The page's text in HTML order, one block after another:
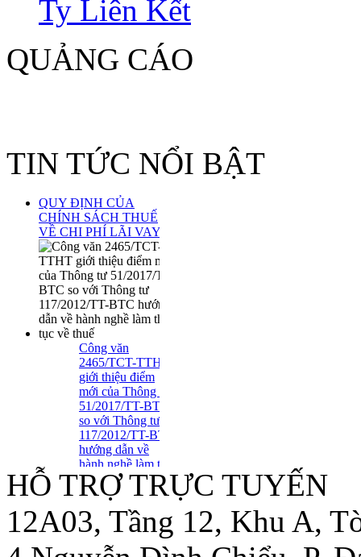
Ty Liên Kết
QUẢNG CÁO
TIN TỨC NỔI BẬT
QUY ĐỊNH CỦA
CHÍNH SÁCH THUẾ
VỀ CHI PHÍ LÃI VAY
Công văn
2465/TCT-TTHT
giới thiệu điểm
mới của Thông tư
51/2017/TT-BTC
so với Thông tư
117/2012/TT-BTC
hướng dẫn về
hành nghề làm thủ
tục về thuế
Tuyển Dụng Trợ Lý Kiểm
HỖ TRỢ TRỰC TUYẾN
12A03, Tầng 12, Khu A,